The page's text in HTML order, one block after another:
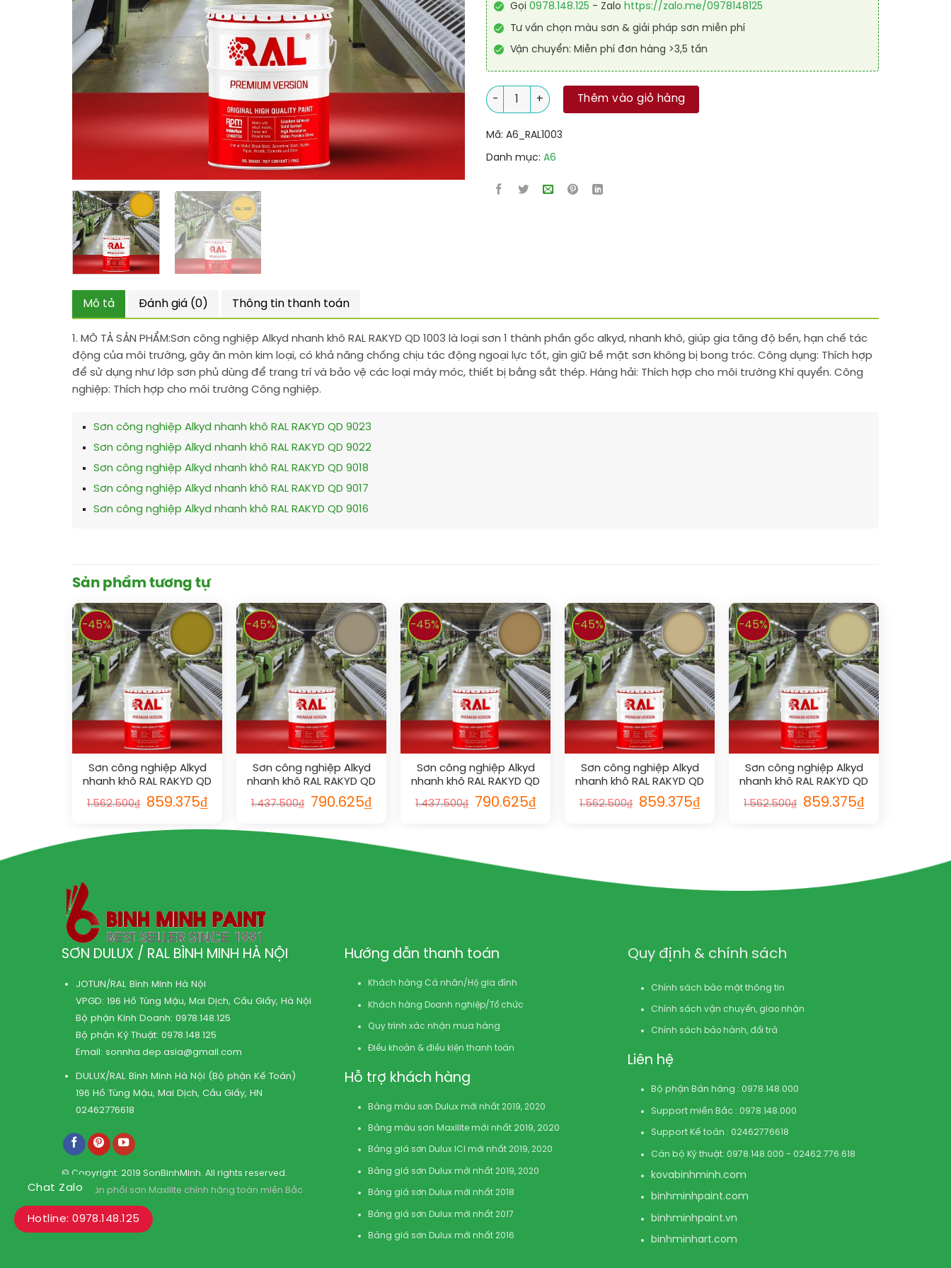
Gọi 0978.148.125 - Zalo https://zalo.me/0978148125
Tư vấn chọn màu sơn & giải pháp sơn miễn phí
Vận chuyển: Miễn phí đơn hàng >3,5 tấn
Sơn công nghiệp Alkyd nhanh khô RAL RAKYD QD 1003 số lượng
Thêm vào giỏ hàng
Mã: A6_RAL1003
Danh mục: A6
Mô tả Đánh giá (0) Thông tin thanh toán
1. MÔ TẢ SẢN PHẨM:Sơn công nghiệp Alkyd nhanh khô RAL RAKYD QD 1003 là loại sơn 1 thành phần gốc alkyd, nhanh khô, giúp gia tăng độ bền, hạn chế tác
động của môi trường, gây ăn mòn kim loại, có khả năng chống chịu tác động ngoại lực tốt, gìn giữ bề mặt sơn không bị bong tróc. Công dụng: Thích hợp
để sử dụng như lớp sơn phủ dùng để trang trí và bảo vệ các loại máy móc, thiết bị bằng sắt thép. Hàng hải: Thích hợp cho môi trường Khí quyển. Công
nghiệp: Thích hợp cho môi trường Công nghiệp.
Sơn công nghiệp Alkyd nhanh khô RAL RAKYD QD 9023
Sơn công nghiệp Alkyd nhanh khô RAL RAKYD QD 9022
Sơn công nghiệp Alkyd nhanh khô RAL RAKYD QD 9018
Sơn công nghiệp Alkyd nhanh khô RAL RAKYD QD 9017
Sơn công nghiệp Alkyd nhanh khô RAL RAKYD QD 9016
Sản phẩm tương tự
-45%
Sơn công nghiệp Alkyd
nhanh khô RAL RAKYD QD
1027
1.562.500₫ 859.375₫
-45%
Sơn công nghiệp Alkyd
nhanh khô RAL RAKYD QD
1019
1.437.500₫ 790.625₫
-45%
Sơn công nghiệp Alkyd
nhanh khô RAL RAKYD QD
1011
1.437.500₫ 790.625₫
-45%
Sơn công nghiệp Alkyd
nhanh khô RAL RAKYD QD
1001
1.562.500₫ 859.375₫
-45%
Sơn công nghiệp Alkyd
nhanh khô RAL RAKYD QD
1000
1.562.500₫ 859.375₫
SƠN DULUX / RAL BÌNH MINH HÀ NỘI
JOTUN/RAL Bình Minh Hà Nội
VPGD: 196 Hồ Tùng Mậu, Mai Dịch, Cầu Giấy, Hà Nội
Bộ phận Kinh Doanh:0978.148.125
Bộ phận Kỹ Thuật:0978.148.125
Email: sonnha.dep.asia@gmail.com
DULUX/RAL Bình Minh Hà Nội (Bộ phận Kế Toán)
196 Hồ Tùng Mậu, Mai Dịch, Cầu Giấy, HN
02462776618
© Copyright: 2019 SonBinhMinh. All rights reserved.
Kho phân phối sơn Maxilite chính hãng toàn miền Bắc
Hướng dẫn thanh toán
Khách hàng Cá nhân/Hộ gia đình
Khách hàng Doanh nghiệp/Tổ chức
Quy trình xác nhận mua hàng
Điều khoản & điều kiện thanh toán
Hỗ trợ khách hàng
Bảng màu sơn Dulux mới nhất 2019, 2020
Bảng màu sơn Maxilite mới nhất 2019, 2020
Bảng giá sơn Dulux ICI mới nhất 2019, 2020
Bảng giá sơn Dulux mới nhất 2019, 2020
Bảng giá sơn Dulux mới nhất 2018
Bảng giá sơn Dulux mới nhất 2017
Bảng giá sơn Dulux mới nhất 2016
Quy định & chính sách
Chính sách bảo mật thông tin
Chính sách vận chuyển, giao nhận
Chính sách bảo hành, đổi trả
Liên hệ
Bộ phận Bán hàng : 0978.148.000
Support miền Bắc : 0978.148.000
Support Kế toán : 02462776618
Cán bộ Kỹ thuật: 0978.148.000 - 02462.776.618
kovabinhminh.com
binhminhpaint.com
binhminhpaint.vn
binhminhart.com
Chat Zalo
Hotline: 0978.148.125